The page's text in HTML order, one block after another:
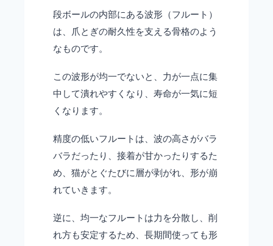
段ボールの内部にある波形（フルート）
は、爪とぎの耐久性を支える骨格のよう
なものです。
この波形が均一でないと、力が一点に集
中して潰れやすくなり、寿命が一気に短
くなります。
精度の低いフルートは、波の高さがバラ
バラだったり、接着が甘かったりするた
め、猫がとぐたびに層が剥がれ、形が崩
れていきます。
逆に、均一なフルートは力を分散し、削
れ方も安定するため、長期間使っても形